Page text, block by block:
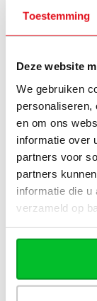
Toestemming
Deze website
We gebruiken
personaliseren,
en om ons
informatie over
partners voor
partners
informatie die u
verzameld op
Energiezuinig
paneelradiator is
stookkosten
gegroefde
dat beetje extra.
heb gehad.
Erg tevreden
Wanneer
uw regio?